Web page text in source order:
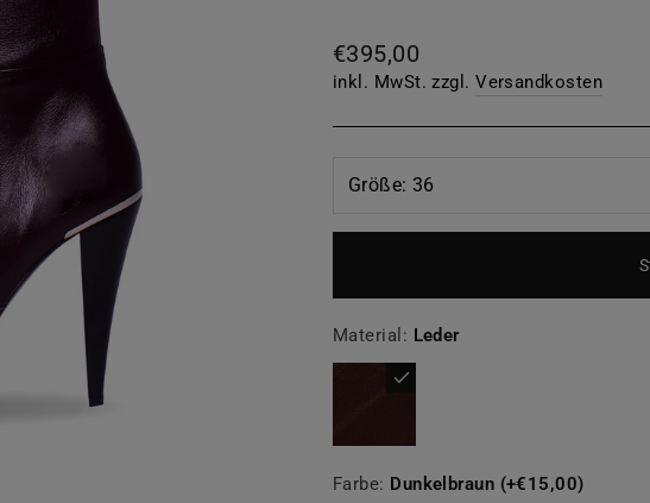
Normaler
Preis
€395,00
inkl. MwSt. zzgl.Versandkosten
Material: Leder
Farbe: Dunkelbraun (+€15,00)